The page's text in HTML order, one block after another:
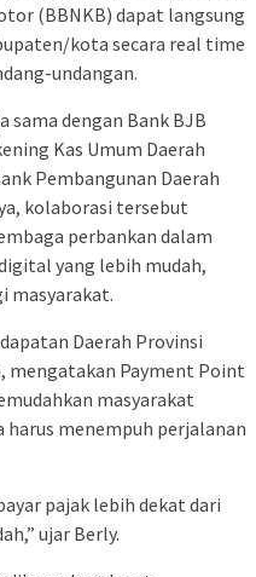
(BBNKB) dapat langsung
kota secara real time
undangan.
sama dengan Bank BJB
Kas Umum Daerah
Pembangunan Daerah
kolaborasi tersebut
perbankan dalam
yang lebih mudah,
masyarakat.
Daerah Provinsi
mengatakan Payment Point
masyarakat
harus menempuh perjalanan
pajak lebih dekat dari
ujar Berly.